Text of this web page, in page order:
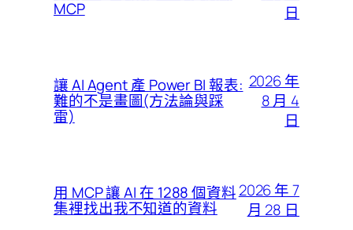
MCP
日
讓 AI Agent 產 Power BI 報表:
難的不是畫圖(方法論與踩
雷)
2026 年
8 月 4
日
用 MCP 讓 AI 在 1288 個資料
集裡找出我不知道的資料
2026 年 7
月 28 日